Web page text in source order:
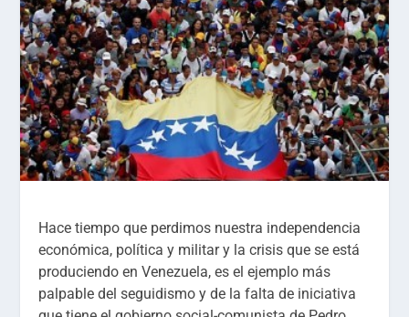
Hace tiempo que perdimos nuestra independencia
económica, política y militar y la crisis que se está
produciendo en Venezuela, es el ejemplo más
palpable del seguidismo y de la falta de iniciativa